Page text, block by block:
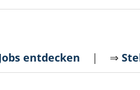
entdecken | ⇒